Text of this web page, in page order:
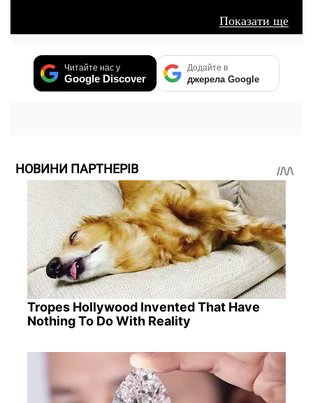
Показати ще
Читайте нас у
Google Discover
Додайте в
джерела Google
НОВИНИ ПАРТНЕРІВ
Tropes Hollywood Invented That Have
Nothing To Do With Reality